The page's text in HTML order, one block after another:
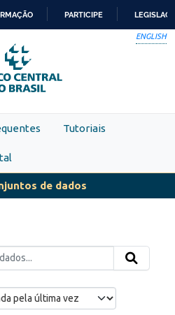
PARA
O
CONTEÚDO
PARTICIPE
ENGLISH
Tutoriais
de dados